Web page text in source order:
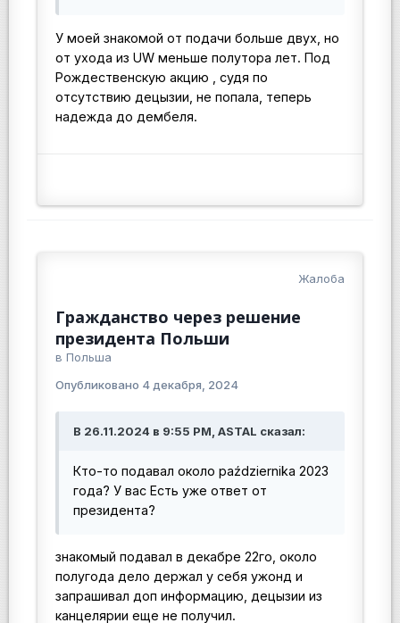
У моей знакомой от подачи больше двух, но
от ухода из UW меньше полутора лет. Под
Рождественскую акцию , судя по
отсутствию децызии, не попала, теперь
надежда до дембеля.
Жалоба
Гражданство через решение
президента Польши
в Польша
Опубликовано 4 декабря, 2024
В 26.11.2024 в 9:55 PM, ASTAL сказал:
Кто-то подавал около października 2023
года? У вас Есть уже ответ от
президента?
знакомый подавал в декабре 22го, около
полугода дело держал у себя ужонд и
запрашивал доп информацию, децызии из
канцелярии еще не получил.